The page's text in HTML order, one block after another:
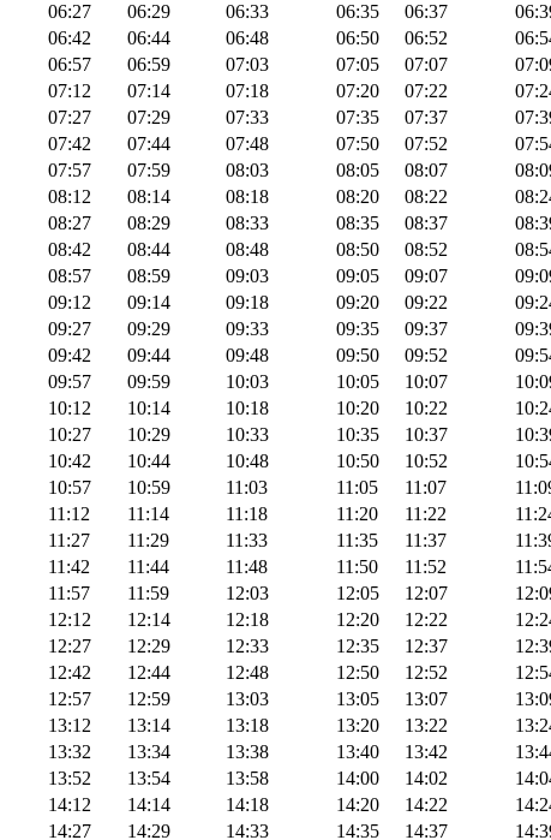
06:27 06:29 06:33 06:35 06:37
06:42 06:44 06:48 06:50 06:52
06:57 06:59 07:03 07:05 07:07
07:12 07:14 07:18 07:20 07:22
07:27 07:29 07:33 07:35 07:37
07:42 07:44 07:48 07:50 07:52
07:57 07:59 08:03 08:05 08:07
08:12 08:14 08:18 08:20 08:22
08:27 08:29 08:33 08:35 08:37
08:42 08:44 08:48 08:50 08:52
08:57 08:59 09:03 09:05 09:07
09:12 09:14 09:18 09:20 09:22
09:27 09:29 09:33 09:35 09:37
09:42 09:44 09:48 09:50 09:52
09:57 09:59 10:03 10:05 10:07
10:12 10:14 10:18 10:20 10:22
10:27 10:29 10:33 10:35 10:37
10:42 10:44 10:48 10:50 10:52
10:57 10:59 11:03 11:05 11:07
11:12 11:14 11:18 11:20 11:22
11:27 11:29 11:33 11:35 11:37
11:42 11:44 11:48 11:50 11:52
11:57 11:59 12:03 12:05 12:07
12:12 12:14 12:18 12:20 12:22
12:27 12:29 12:33 12:35 12:37
12:42 12:44 12:48 12:50 12:52
12:57 12:59 13:03 13:05 13:07
13:12 13:14 13:18 13:20 13:22
13:32 13:34 13:38 13:40 13:42
13:52 13:54 13:58 14:00 14:02
14:12 14:14 14:18 14:20 14:22
14:27 14:29 14:33 14:35 14:37